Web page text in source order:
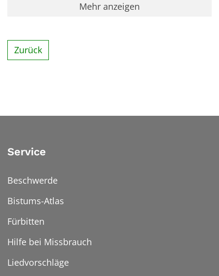
Mehr anzeigen
Zurück
Service
Beschwerde
Bistums-Atlas
Fürbitten
Hilfe bei Missbrauch
Liedvorschläge